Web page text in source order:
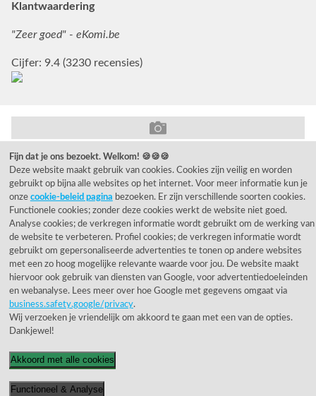
Klantwaardering
"Zeer goed" - eKomi.be
Cijfer: 9.4 (3230 recensies)
© 1955 - 2026 Rietveld Licht B.V.
Fijn dat je ons bezoekt. Welkom! 🍪🍪🍪
Deze website maakt gebruik van cookies. Cookies zijn veilig en worden
gebruikt op bijna alle websites op het internet. Voor meer informatie kun je
onze cookie-beleid pagina bezoeken. Er zijn verschillende soorten cookies.
Functionele cookies; zonder deze cookies werkt de website niet goed.
Analyse cookies; de verkregen informatie wordt gebruikt om de werking van
de website te verbeteren. Profiel cookies; de verkregen informatie wordt
gebruikt om gepersonaliseerde advertenties te tonen op andere websites
met een zo hoog mogelijke relevante waarde voor jou. De website maakt
hiervoor ook gebruik van diensten van Google, voor advertentiedoeleinden
en webanalyse. Lees meer over hoe Google met gegevens omgaat via
business.safety.google/privacy.
Wij verzoeken je vriendelijk om akkoord te gaan met een van de opties.
Dankjewel!
Akkoord met alle cookies
Functioneel & Analyse